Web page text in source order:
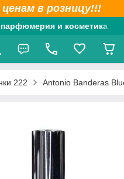
в розницу!!!
и косметика
222 Antonio Banderas